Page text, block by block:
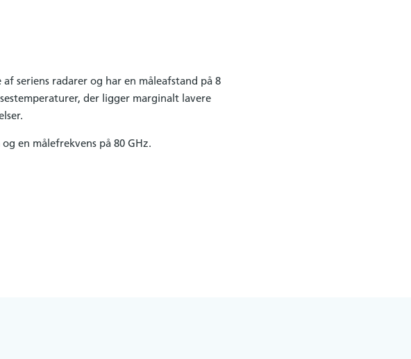
seriens radarer og har en måleafstand på 8
der ligger marginalt lavere
en målefrekvens på 80 GHz.